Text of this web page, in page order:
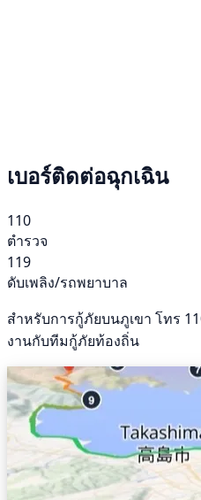
เบอร์ติดต่อฉุกเฉิน
110
ตำรวจ
119
ดับเพลิง/รถพยาบาล
สำหรับการกู้ภัยบนภูเขา โทร
งานกับทีมกู้ภัยท้องถิ่น